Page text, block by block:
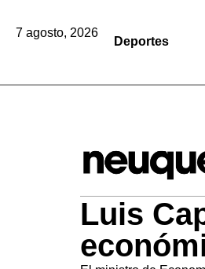
7 agosto, 2026
Deportes
Luis